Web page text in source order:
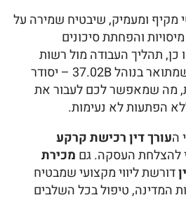
מקיף ומעמיק, שיבטיח שמירה על
והפחתת סיכונים
כן, תהליך העבודה מול רשות
מקרקעי ישראל – כפי שמתואר בנוהל 37.02B – יסודר
מה שמאפשר לכם לעבור את
הפתעות לא נעימות.
העורך דין רכישת קרקע
להצלחת העסקה. גם מכירת
דורשת ליווי מקצועי שמבטיח
המדינה, טיפול בכל השלבים